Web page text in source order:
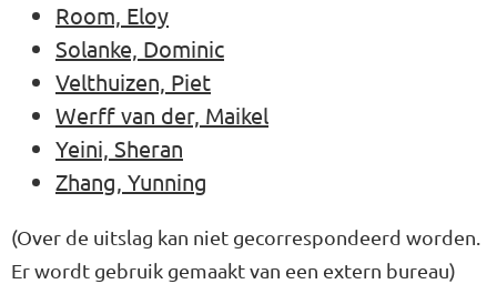
Room, Eloy
Solanke, Dominic
Velthuizen, Piet
Werff van der, Maikel
Yeini, Sheran
Zhang, Yunning
(Over de uitslag kan niet gecorrespondeerd worden.
Er wordt gebruik gemaakt van een extern bureau)